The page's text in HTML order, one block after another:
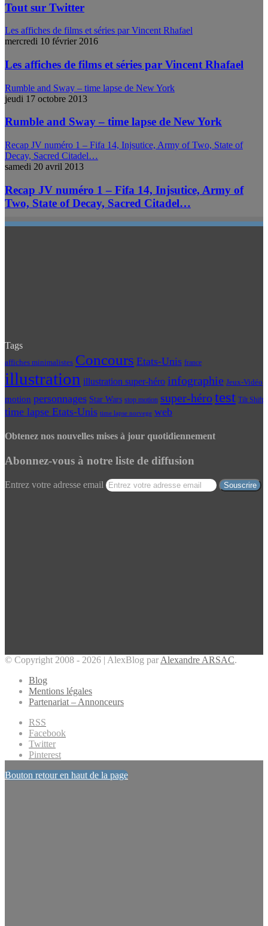
Tout sur Twitter
Les affiches de films et séries par Vincent Rhafael
mercredi 10 février 2016
Les affiches de films et séries par Vincent Rhafael
Rumble and Sway – time lapse de New York
jeudi 17 octobre 2013
Rumble and Sway – time lapse de New York
Recap JV numéro 1 – Fifa 14, Injsutice, Army of Two, State of
Decay, Sacred Citadel…
samedi 20 avril 2013
Recap JV numéro 1 – Fifa 14, Injsutice, Army of
Two, State of Decay, Sacred Citadel…
Tags
affiches minimalistes Concours Etats-Unis france
illustration illustration super-héro infographie Jeux-Vidéo
motion personnages Star Wars stop motion super-hérotest Tilt Shift
time lapse Etats-Unis time lapse norvege web
Obtenez nos nouvelles mises à jour quotidiennement
Abonnez-vous à notre liste de diffusion
Entrez votre adresse email
© Copyright 2008 - 2026 | AlexBlog par Alexandre ARSAC.
Blog
Mentions légales
Partenariat – Annonceurs
RSS
Facebook
Twitter
Pinterest
Bouton retour en haut de la page